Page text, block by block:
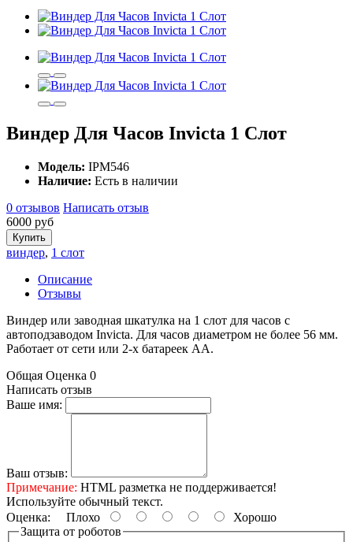
Виндер Для Часов Invicta 1 Слот
Модель: IPM546
Наличие: Есть в наличии
0 отзывов Написать отзыв
6000 руб
Купить
виндер, 1 слот
Описание
Отзывы
Виндер или заводная шкатулка на 1 слот для часов с
автоподзаводом Invicta. Для часов диаметром не более 56 мм.
Работает от сети или 2-х батареек AA.
Общая Оценка 0
Написать отзыв
Ваше имя:
Ваш отзыв:
Примечание: HTML разметка не поддерживается!
Используйте обычный текст.
Оценка: Плохо
Хорошо
Защита от роботов